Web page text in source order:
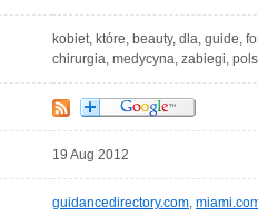
kobiet, które, beauty, dla, guide,
chirurgia, medycyna, zabiegi,
19 Aug 2012
guidancedirectory.com,